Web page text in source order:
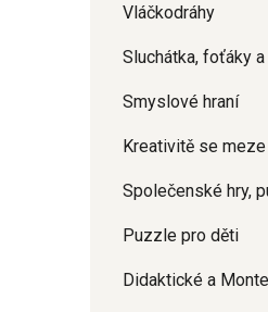
Vláčkodráhy
Sluchátka, foťáky
Smyslové hraní
Kreativitě se
Společenské hry,
Puzzle pro děti
Didaktické a